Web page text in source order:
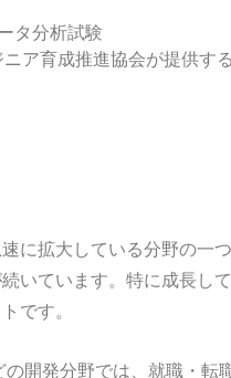
タ分析試験
ア育成推進協会が提供す
に拡大している分野の一
いています。特に成長し
です。
開発分野では、就職・